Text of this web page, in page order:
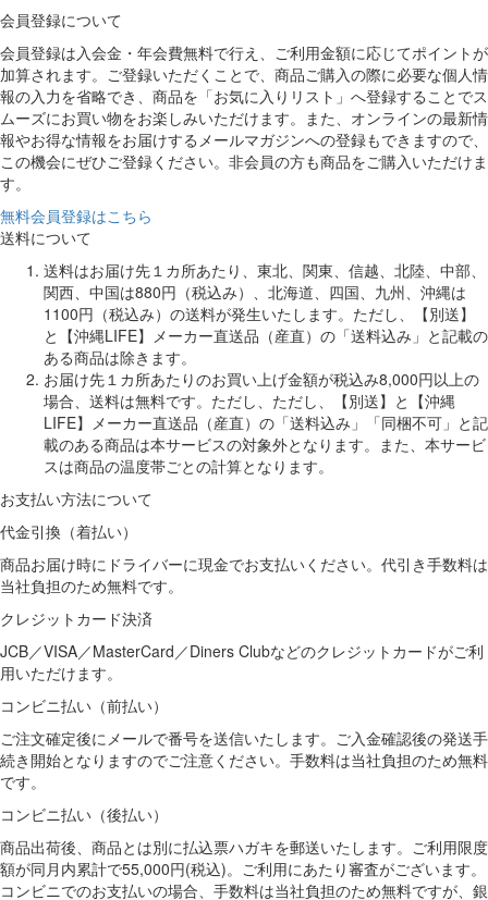
会員登録について
会員登録は入会金・年会費無料で行え、ご利用金額に応じてポイントが
加算されます。ご登録いただくことで、商品ご購入の際に必要な個人情
報の入力を省略でき、商品を「お気に入りリスト」へ登録することでス
ムーズにお買い物をお楽しみいただけます。また、オンラインの最新情
報やお得な情報をお届けするメールマガジンへの登録もできますので、
この機会にぜひご登録ください。非会員の方も商品をご購入いただけま
す。
無料会員登録はこちら
送料について
送料はお届け先１カ所あたり、東北、関東、信越、北陸、中部、
関西、中国は880円（税込み）、北海道、四国、九州、沖縄は
1100円（税込み）の送料が発生いたします。ただし、【別送】
と【沖縄LIFE】メーカー直送品（産直）の「送料込み」と記載の
ある商品は除きます。
お届け先１カ所あたりのお買い上げ金額が税込み8,000円以上の
場合、送料は無料です。ただし、ただし、【別送】と【沖縄
LIFE】メーカー直送品（産直）の「送料込み」「同梱不可」と記
載のある商品は本サービスの対象外となります。また、本サービ
スは商品の温度帯ごとの計算となります。
お支払い方法について
代金引換（着払い）
商品お届け時にドライバーに現金でお支払いください。代引き手数料は
当社負担のため無料です。
クレジットカード決済
JCB／VISA／MasterCard／Diners Clubなどのクレジットカードがご利
用いただけます。
コンビニ払い（前払い）
ご注文確定後にメールで番号を送信いたします。ご入金確認後の発送手
続き開始となりますのでご注意ください。手数料は当社負担のため無料
です。
コンビニ払い（後払い）
商品出荷後、商品とは別に払込票ハガキを郵送いたします。ご利用限度
額が同月内累計で55,000円(税込)。ご利用にあたり審査がございます。
コンビニでのお支払いの場合、手数料は当社負担のため無料ですが、銀